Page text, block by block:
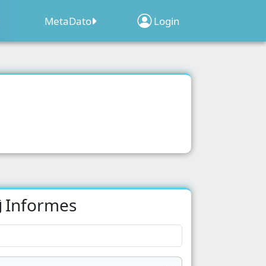
Electoral
MetaDato Login
Informes